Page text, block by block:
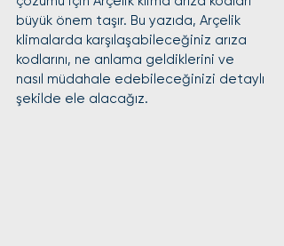
büyük önem taşır. Bu yazıda, Arçelik
klimalarda karşılaşabileceğiniz arıza
kodlarını, ne anlama geldiklerini ve
nasıl müdahale edebileceğinizi detaylı
şekilde ele alacağız.